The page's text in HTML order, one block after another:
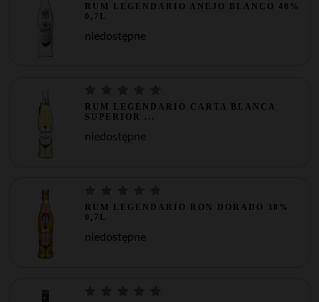
RUM LEGENDARIO ANEJO BLANCO 40%
0,7L
niedostępne
RUM LEGENDARIO CARTA BLANCA
SUPERIOR ...
niedostępne
RUM LEGENDARIO RON DORADO 38%
0,7L
niedostępne